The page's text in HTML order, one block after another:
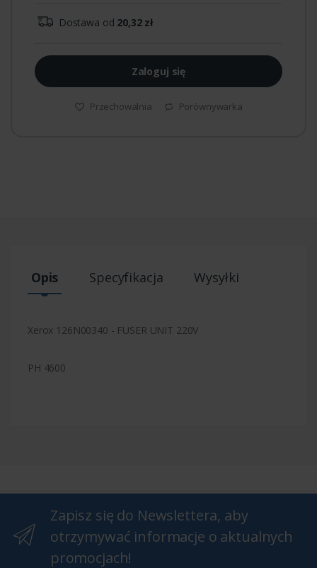
Dostawa od 20,32 zł
Zaloguj się
Przechowalnia Porównywarka
Opis Specyfikacja Wysyłki
Xerox 126N00340 - FUSER UNIT 220V
PH 4600
Zapisz się do Newslettera, aby
otrzymywać informacje o aktualnych
promocjach!